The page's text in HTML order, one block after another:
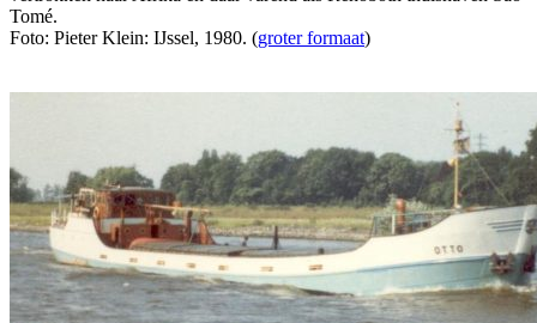
Tomé.
Foto: Pieter Klein: IJssel, 1980. (groter formaat)